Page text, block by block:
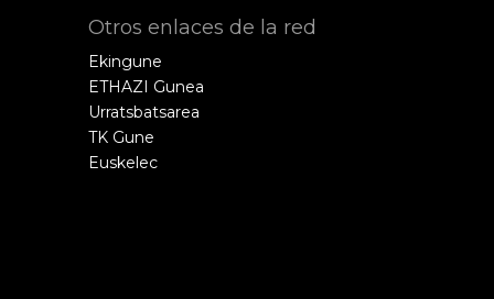
Otros enlaces de la red
Ekingune
ETHAZI Gunea
Urratsbatsarea
TK Gune
Euskelec